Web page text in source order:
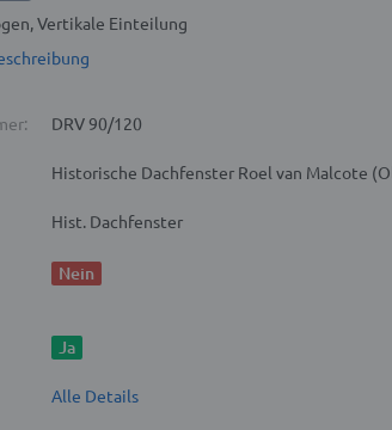
Vertikale Einteilung
DRV 90/120
Historische Dachfenster Roel van Malcote
Hist. Dachfenster
Nein
Ja
Alle Details